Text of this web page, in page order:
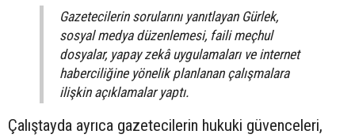
Gazetecilerin sorularını yanıtlayan Gürlek,
sosyal medya düzenlemesi, faili meçhul
dosyalar, yapay zekâ uygulamaları ve internet
haberciliğine yönelik planlanan çalışmalara
ilişkin açıklamalar yaptı.
Çalıştayda ayrıca gazetecilerin hukuki güvenceleri,